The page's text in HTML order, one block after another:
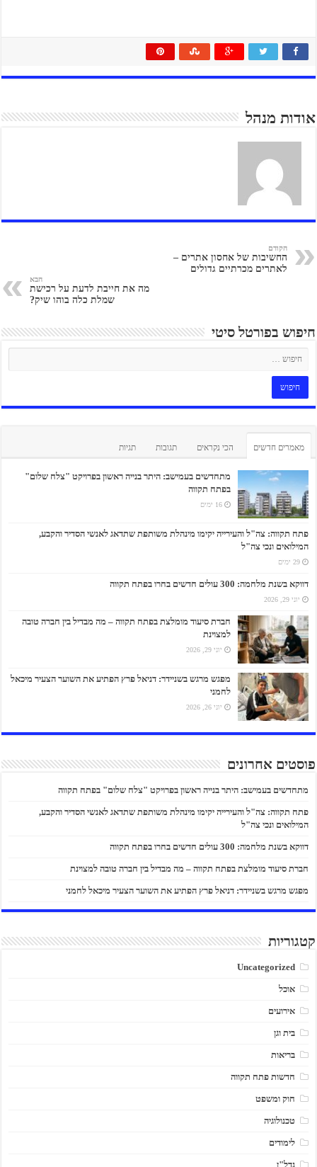
אודות מנהל
הקודם
החשיבות של אחסון אתרים –
לאתרים מכרתיים גדולים
הבא
מה את חייבת לדעת על רכישת
שמלת כלה בוהו שיק?
חיפוש בפורטל סיטי
מאמרים חדשים הכי נקראים תגובות תגיות
מתחדשים בעמישב: היתר בנייה ראשון בפרויקט "צלח שלום"
בפתח תקווה
16 ימים
פתח תקווה: צה"ל והעירייה יקימו מינהלת משותפת שתדאג לאנשי הסדיר והקבע,
המילואים ונכי צה"ל
29 ימים
דווקא בשנת מלחמה: 300 עולים חדשים בחרו בפתח תקווה
יוני 29, 2026
חברת סיעוד מומלצת בפתח תקווה – מה מבדיל בין חברה טובה
למצוינת
יוני 29, 2026
מפגש מרגש בשניידר: דניאל פרץ הפתיע את השוער הצעיר מיכאל
לחמני
יוני 26, 2026
פוסטים אחרונים
מתחדשים בעמישב: היתר בנייה ראשון בפרויקט "צלח שלום" בפתח תקווה
פתח תקווה: צה"ל והעירייה יקימו מינהלת משותפת שתדאג לאנשי הסדיר והקבע,
המילואים ונכי צה"ל
דווקא בשנת מלחמה: 300 עולים חדשים בחרו בפתח תקווה
חברת סיעוד מומלצת בפתח תקווה – מה מבדיל בין חברה טובה למצוינת
מפגש מרגש בשניידר: דניאל פרץ הפתיע את השוער הצעיר מיכאל לחמני
קטגוריות
Uncategorized
אוכל
אירועים
בית וגן
בריאות
חדשות פתח תקווה
חוק ומשפט
טכנולוגיה
לימודים
נדל"ן